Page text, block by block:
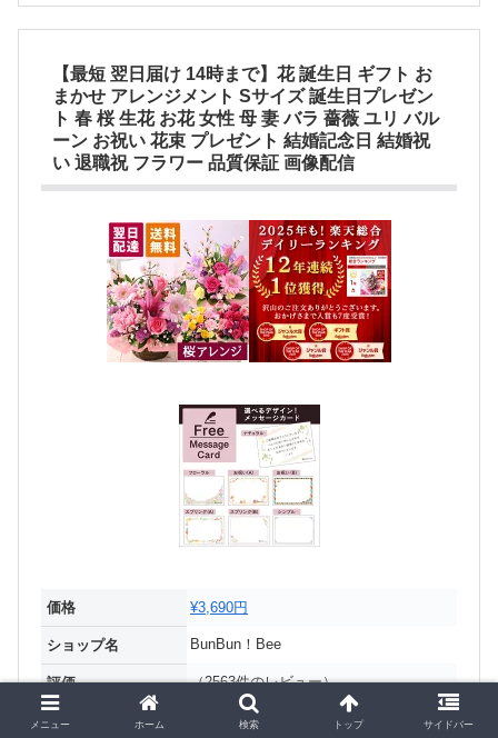
【最短 翌日届け 14時まで】花 誕生日 ギフト お
まかせ アレンジメント Sサイズ 誕生日プレゼン
ト 春 桜 生花 お花 女性 母 妻 バラ 薔薇 ユリ バル
ーン お祝い 花束 プレゼント 結婚記念日 結婚祝
い 退職祝 フラワー 品質保証 画像配信
価格 ¥3,690円
ショップ名 BunBun！Bee
評価 （2563件のレビュー）
在庫状況 在庫あり
メニュー ホーム 検索 トップ サイドバー